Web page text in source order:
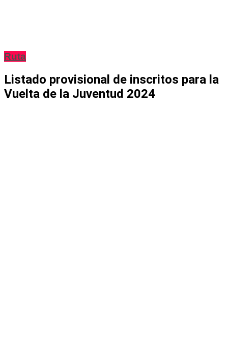
Ruta
Listado provisional de inscritos para la
Vuelta de la Juventud 2024